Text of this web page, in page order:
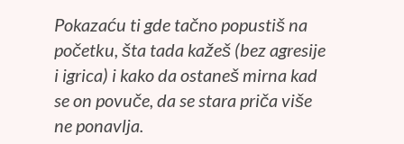
Pokazaću ti gde tačno popustiš na
početku, šta tada kažeš (bez agresije
i igrica) i kako da ostaneš mirna kad
se on povuče, da se stara priča više
ne ponavlja.